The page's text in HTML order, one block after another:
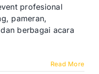
Umbul
Umbul
Event
untuk
profesional
pameran,
berbagai acara
Read More